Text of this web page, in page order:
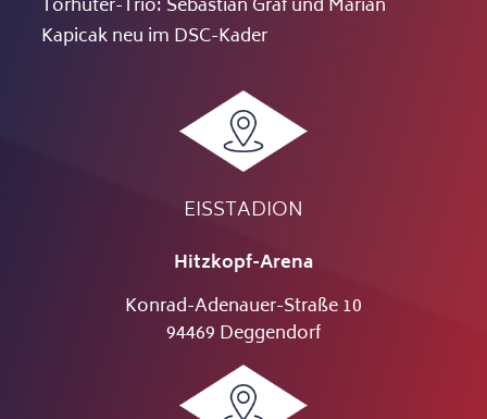
Torhüter-Trio: Sebastian Graf und Marian
Kapicak neu im DSC-Kader
EISSTADION
Hitzkopf-Arena
Konrad-Adenauer-Straße 10
94469 Deggendorf